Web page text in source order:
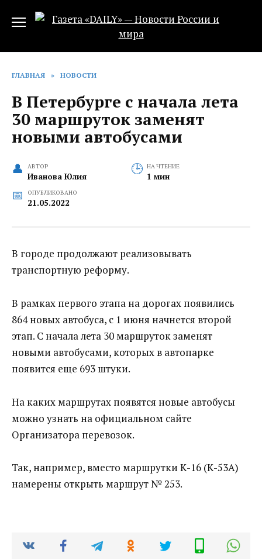
ГЛАВНАЯ » НОВОСТИ
В Петербурге с начала лета
30 маршруток заменят
новыми автобусами
АВТОР
Иванова Юлия
НА ЧТЕНИЕ
1 мин
ОПУБЛИКОВАНО
21.05.2022
В городе продолжают реализовывать
транспортную реформу.
В рамках первого этапа на дорогах появились
864 новых автобуса, с 1 июня начнется второй
этап. С начала лета 30 маршруток заменят
новыми автобусами, которых в автопарке
появится еще 693 штуки.
На каких маршрутах появятся новые автобусы
можно узнать на официальном сайте
Организатора перевозок.
Так, например, вместо маршрутки К-16 (К-53А)
намерены открыть маршрут № 253.